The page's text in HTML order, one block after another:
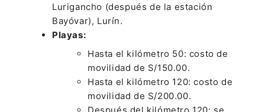
Lurigancho (después de la estación
Bayóvar), Lurín.
Playas:
Hasta el kilómetro 50: costo de
movilidad de S/150.00.
Hasta el kilómetro 120: costo de
movilidad de S/200.00.
Después del kilómetro 120: se